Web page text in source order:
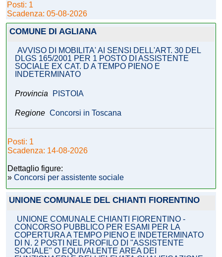
Posti: 1
Scadenza: 05-08-2026
COMUNE DI AGLIANA
AVVISO DI MOBILITA' AI SENSI DELL'ART. 30 DEL
DLGS 165/2001 PER 1 POSTO DI ASSISTENTE
SOCIALE EX CAT. D A TEMPO PIENO E
INDETERMINATO
Provincia PISTOIA
Regione Concorsi in Toscana
Posti: 1
Scadenza: 14-08-2026
Dettaglio figure:
» Concorsi per assistente sociale
UNIONE COMUNALE DEL CHIANTI FIORENTINO
UNIONE COMUNALE CHIANTI FIORENTINO -
CONCORSO PUBBLICO PER ESAMI PER LA
COPERTURA A TEMPO PIENO E INDETERMINATO
DI N. 2 POSTI NEL PROFILO DI "ASSISTENTE
SOCIALE" O EQUIVALENTE AREA DEI